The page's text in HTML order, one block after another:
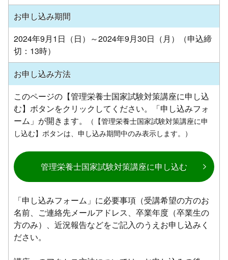
お申し込み期間
2024年9月1日（日）～2024年9月30日（月）（申込締
切：13時）
お申し込み方法
このページの【管理栄養士国家試験対策講座に申し込
む】ボタンをクリックしてください。「申し込みフォ
ーム」が開きます。
（【管理栄養士国家試験対策講座に申
し込む】ボタンは、申し込み期間中のみ表示します。）
管理栄養士国家試験対策講座に申し込む
「申し込みフォーム」に必要事項（受講希望の方のお
名前、ご連絡先メールアドレス、 卒業年度（卒業生の
方のみ）、近況報告などをご記入のうえお申し込みく
ださい。